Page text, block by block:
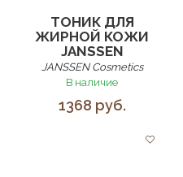
ТОНИК ДЛЯ
ЖИРНОЙ КОЖИ
JANSSEN
JANSSEN Cosmetics
В наличие
1368 руб.